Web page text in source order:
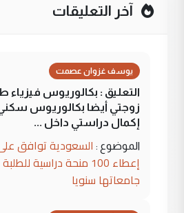
آخر التعليقات
يوسف غزوان عصمت
التعليق : بكالوريوس فيزياء
زوجتي أيضا بكالوريوس
إكمال دراستي داخل ...
الموضوع : السعودية توافق
إعطاء 100 منحة دراسية
جامعاتها سنويا